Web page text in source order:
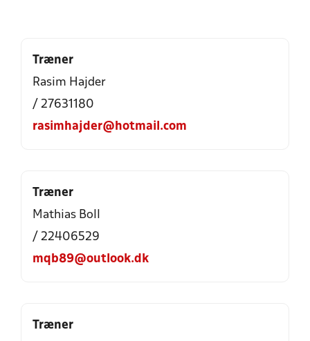
Træner
Rasim Hajder
/ 27631180
rasimhajder@hotmail.com
Træner
Mathias Boll
/ 22406529
mqb89@outlook.dk
Træner